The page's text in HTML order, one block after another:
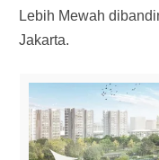
Lebih Mewah
Jakarta.